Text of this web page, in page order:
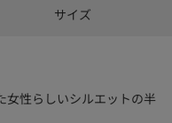
サイズ
女性らしいシルエットの半